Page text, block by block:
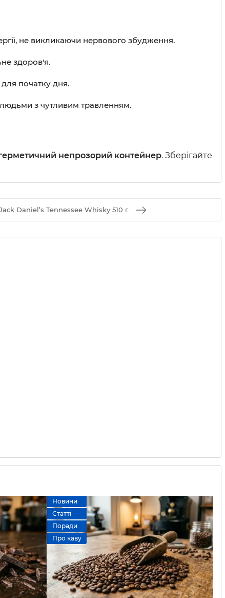
не викликаючи нервового збудження.
здоров'я.
початку дня.
з чутливим травленням.
непрозорий контейнер. Зберігайте
Daniel’s Tennessee Whisky 510 г
Новини
Статті
Поради
Про каву